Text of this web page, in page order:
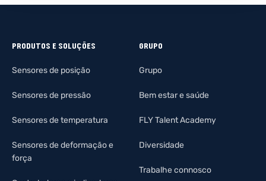
PRODUTOS E SOLUÇÕES
Sensores de posição
Sensores de pressão
Sensores de temperatura
Sensores de deformação e
força
GRUPO
Grupo
Bem estar e saúde
FLY Talent Academy
Diversidade
Trabalhe connosco